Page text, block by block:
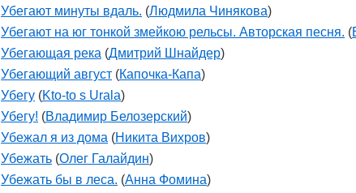
Убегают минуты вдаль. (Людмила Чинякова)
Убегают на юг тонкой змейкою рельсы. Авторская песня. (
Убегающая река (Дмитрий Шнайдер)
Убегающий август (Капочка-Капа)
Убегу (Kto-to s Urala)
Убегу! (Владимир Белозерский)
Убежал я из дома (Никита Вихров)
Убежать (Олег Галайдин)
Убежать бы в леса. (Анна Фомина)